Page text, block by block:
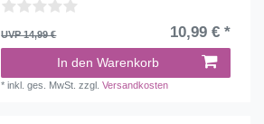
UVP 14,99 € 10,99 € *
In den Warenkorb
*inkl. ges. MwSt. zzgl.Versandkosten